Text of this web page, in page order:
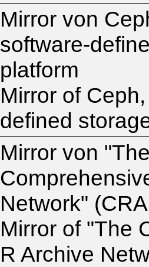
Mirror von
software-
platform
Mirror of
defined
Mirror von
Network"
Mirror of "The
R Archive